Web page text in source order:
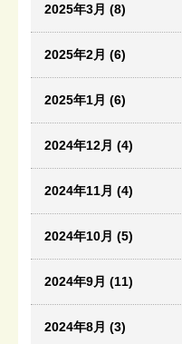
2025年3月 (8)
2025年2月 (6)
2025年1月 (6)
2024年12月 (4)
2024年11月 (4)
2024年10月 (5)
2024年9月 (11)
2024年8月 (3)